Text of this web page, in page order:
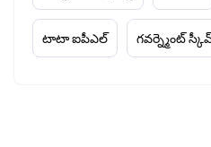
టాటా ఐపీఎల్ గవర్న్మెంట్